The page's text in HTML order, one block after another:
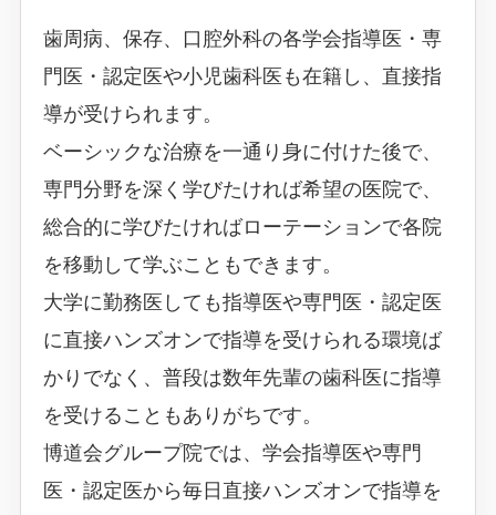
歯周病、保存、口腔外科の各学会指導医・専
門医・認定医や小児歯科医も在籍し、直接指
導が受けられます。
ベーシックな治療を一通り身に付けた後で、
専門分野を深く学びたければ希望の医院で、
総合的に学びたければローテーションで各院
を移動して学ぶこともできます。
大学に勤務医しても指導医や専門医・認定医
に直接ハンズオンで指導を受けられる環境ば
かりでなく、普段は数年先輩の歯科医に指導
を受けることもありがちです。
博道会グループ院では、学会指導医や専門
医・認定医から毎日直接ハンズオンで指導を